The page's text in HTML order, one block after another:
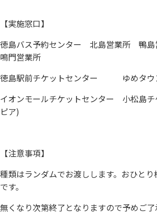
【実施窓口】
徳島バス予約センター 北島営業所 鴨
鳴門営業所
徳島駅前チケットセンター ゆめタウ
イオンモールチケットセンター 小松島チ
ピア)
【注意事項】
種類はランダムでお渡しします。おひと
です。
無くなり次第終了となりますので予めご了